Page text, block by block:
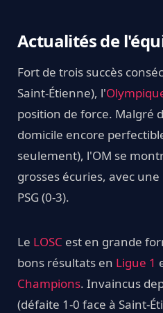
Actualités de
Fort de trois succès
Saint-Étienne), l'
position de force. Malgré
domicile encore
seulement), l'OM se
grosses écuries, avec
PSG (0-3).
Le LOSC est en grande
bons résultats en Ligue 1
Champions. Invaincus
(défaite 1-0 face à Saint-